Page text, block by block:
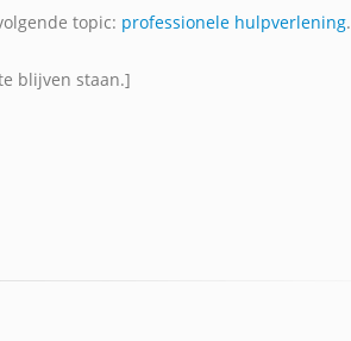
topic: professionele hulpverlening.
blijven staan.]